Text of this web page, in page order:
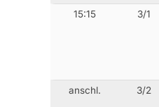
15:15 3/1
anschl. 3/2